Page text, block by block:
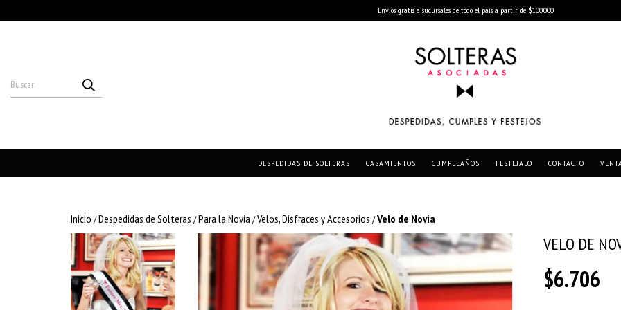
Envios gratis a sucursales de todo el país a partir de $100.000
DESPEDIDAS DE SOLTERAS CASAMIENTOS CUMPLEAÑOS FESTEJALO CONTACTO
Inicio /Despedidas de Solteras /Para la Novia /Velos, Disfraces y Accesorios /Velo de Novia
VELO DE
$6.706